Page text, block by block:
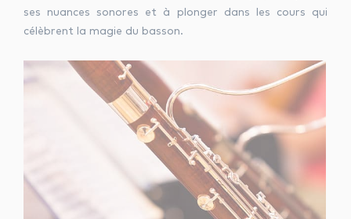
ses nuances sonores et à plonger dans les cours qui
célèbrent la magie du basson.